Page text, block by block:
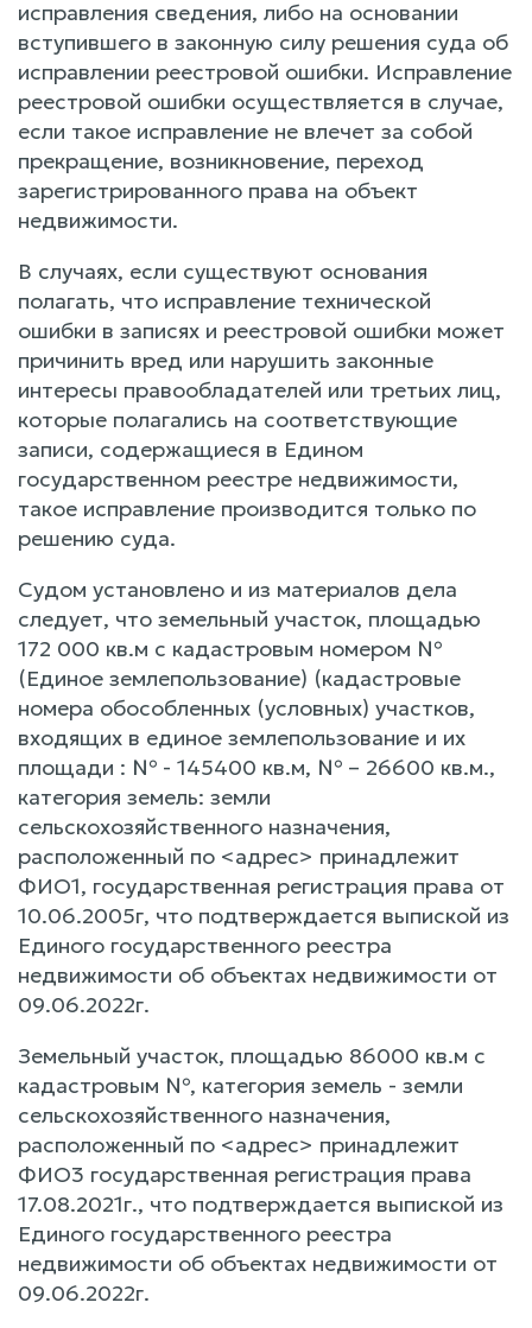
исправления сведения, либо на основании
вступившего в законную силу решения суда об
исправлении реестровой ошибки. Исправление
реестровой ошибки осуществляется в случае,
если такое исправление не влечет за собой
прекращение, возникновение, переход
зарегистрированного права на объект
недвижимости.
В случаях, если существуют основания
полагать, что исправление технической
ошибки в записях и реестровой ошибки может
причинить вред или нарушить законные
интересы правообладателей или третьих лиц,
которые полагались на соответствующие
записи, содержащиеся в Едином
государственном реестре недвижимости,
такое исправление производится только по
решению суда.
Судом установлено и из материалов дела
следует, что земельный участок, площадью
172 000 кв.м с кадастровым номером №
(Единое землепользование) (кадастровые
номера обособленных (условных) участков,
входящих в единое землепользование и их
площади : № - 145400 кв.м, № – 26600 кв.м.,
категория земель: земли
сельскохозяйственного назначения,
расположенный по <адрес> принадлежит
ФИО1, государственная регистрация права от
10.06.2005г, что подтверждается выпиской из
Единого государственного реестра
недвижимости об объектах недвижимости от
09.06.2022г.
Земельный участок, площадью 86000 кв.м с
кадастровым №, категория земель - земли
сельскохозяйственного назначения,
расположенный по <адрес> принадлежит
ФИО3 государственная регистрация права
17.08.2021г., что подтверждается выпиской из
Единого государственного реестра
недвижимости об объектах недвижимости от
09.06.2022г.